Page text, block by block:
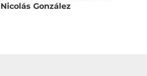
Nicolás González